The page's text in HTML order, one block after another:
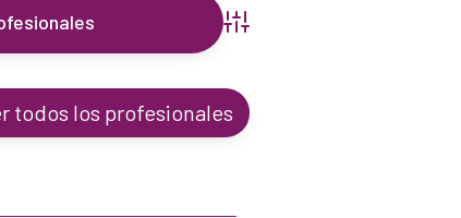
Búsqueda avanzada
todos los profesionales